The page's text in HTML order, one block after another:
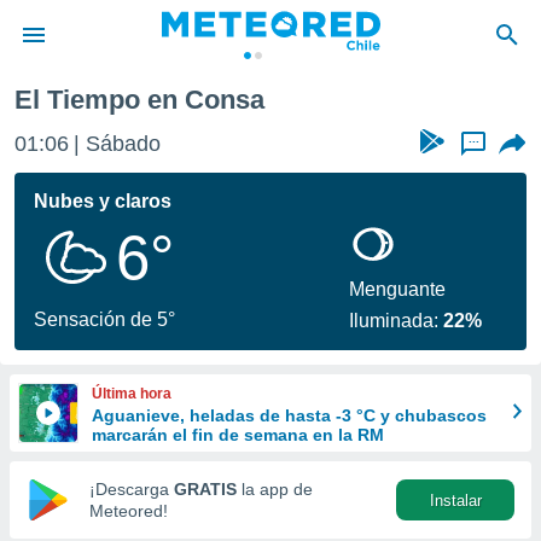
de
por
se
calidad.
a este
las
y
forma
digital
basada
El Tiempo en Consa
01:06 Sábado ...
Nubes y claros
6°
Sensación de 5°
Menguante
Iluminada:22%
Última hora
Aguanieve, heladas de hasta -3 °C y chubascos
marcarán el fin de semana en la RM
¡Descarga GRATIS la app de
Meteored!
Instalar